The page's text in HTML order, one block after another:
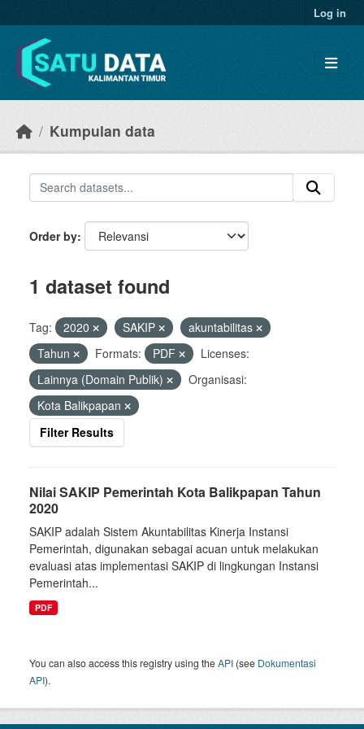
Log in
Kumpulan data
Order by
1 dataset found
Tag: 2020 SAKIP
akuntabilitas
Tahun
Formats: PDF
Licenses:
Lainnya (Domain Publik)
Organisasi:
Kota Balikpapan
Filter Results
Nilai SAKIP Pemerintah Kota Balikpapan Tahun
2020
SAKIP adalah Sistem Akuntabilitas Kinerja Instansi
Pemerintah, digunakan sebagai acuan untuk melakukan
evaluasi atas implementasi SAKIP di lingkungan Instansi
Pemerintah...
PDF
You can also access this registry using theAPI (see Dokumentasi
API).